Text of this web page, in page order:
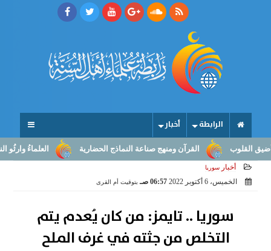
الرابطة أخبار
العلماءُ وارثُو النبوّة: القرآن ومنهج صناعة النماذج الحضارية
أخبار سوريا
الخميس، 6 أكتوبر 2022 06:57 صـ بتوقيت أم القرى
سوريا .. تايمز: من كان يُعدم يتم
التخلص من جثته في غرف الملح